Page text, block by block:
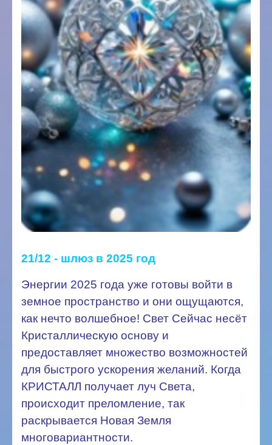
21/12 - шлюз в 2025 год
Энергии 2025 года уже готовы войти в
земное пространство и они ощущаются,
как нечто волшебное! Свет Сейчас несёт
Кристаллическую основу и
предоставляет множество возможностей
для быстрого ускорения желаний. Когда
КРИСТАЛЛ получает луч Света,
происходит преломление, так
раскрывается Новая Земля
многовариантности.